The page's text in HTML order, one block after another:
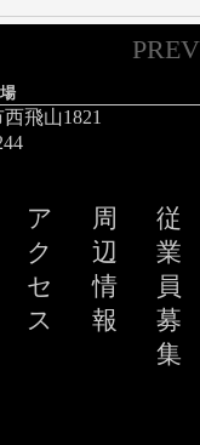
PREV
飛山1821
ア
ク
セ
ス
周
辺
情
報
従
業
員
募
集